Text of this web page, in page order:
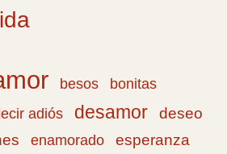
besos
bonitas
adiós desamor deseo
enamorado esperanza